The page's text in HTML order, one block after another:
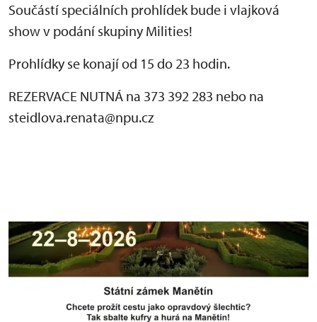
Součástí speciálních prohlídek bude i vlajková
show v podání skupiny Milities!
Prohlídky se konají od 15 do 23 hodin.
REZERVACE NUTNÁ na 373 392 283 nebo na
steidlova.renata@npu.cz